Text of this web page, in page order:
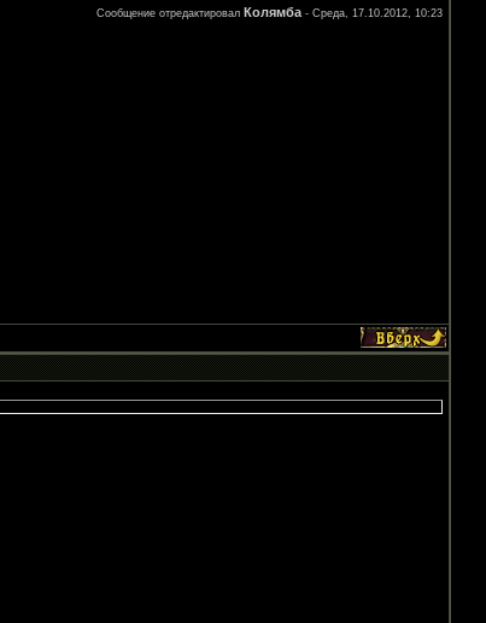
Сообщение отредактировал Колямба-Среда, 17.10.2012, 10:23